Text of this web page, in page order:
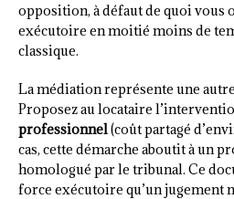
opposition, à défaut de quoi vous
exécutoire en moitié moins de
classique.
La médiation représente une
Proposez au locataire
professionnel(coût partagé
cas, cette démarche aboutit à un
homologué par le tribunal. Ce
force exécutoire qu’un jugement